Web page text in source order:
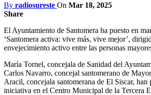
By radiosureste On Mar 18, 2025
Share
El Ayuntamiento de Santomera ha puesto en
‘Santomera activa: vive más, vive mejor’,
envejecimiento activo entre las personas
María Tornel, concejala de Sanidad del
Carlos Navarro, concejal santomerano de
Aracil, concejala santomerana de El Siscar, han
iniciativa en el Centro Municipal de la Tercera